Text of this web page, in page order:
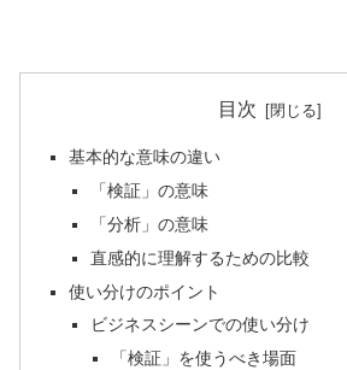
目次
基本的な意味の違い
「検証」の意味
「分析」の意味
直感的に理解するための比較
使い分けのポイント
ビジネスシーンでの使い分け
「検証」を使うべき場面